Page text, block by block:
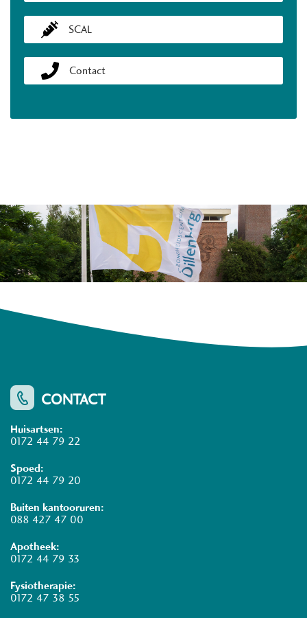
SCAL
Contact
CONTACT
Huisartsen:
0172 44 79 22
Spoed:
0172 44 79 20
Buiten kantooruren:
088 427 47 00
Apotheek:
0172 44 79 33
Fysiotherapie:
0172 47 38 55